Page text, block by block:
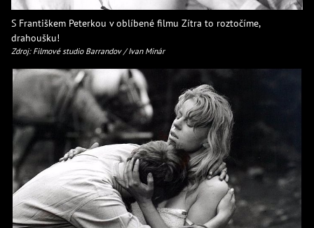
S Františkem Peterkou v oblíbené filmu Zítra to roztočíme,
drahoušku!
Zdroj: Filmové studio Barrandov / Ivan Minár